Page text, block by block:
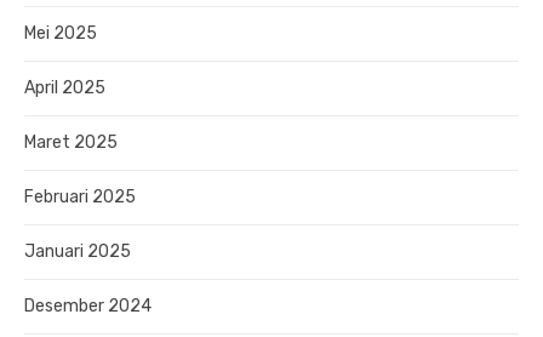
Mei 2025
April 2025
Maret 2025
Februari 2025
Januari 2025
Desember 2024